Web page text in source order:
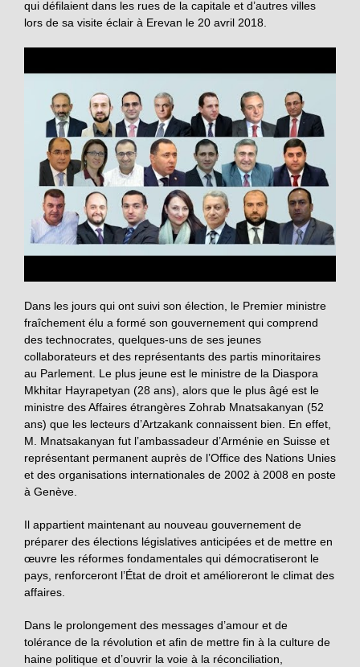
qui défilaient dans les rues de la capitale et d’autres villes
lors de sa visite éclair à Erevan le 20 avril 2018.
Dans les jours qui ont suivi son élection, le Premier ministre
fraîchement élu a formé son gouvernement qui comprend
des technocrates, quelques-uns de ses jeunes
collaborateurs et des représentants des partis minoritaires
au Parlement. Le plus jeune est le ministre de la Diaspora
Mkhitar Hayrapetyan (28 ans), alors que le plus âgé est le
ministre des Affaires étrangères Zohrab Mnatsakanyan (52
ans) que les lecteurs d’Artzakank connaissent bien. En effet,
M. Mnatsakanyan fut l’ambassadeur d’Arménie en Suisse et
représentant permanent auprès de l’Office des Nations Unies
et des organisations internationales de 2002 à 2008 en poste
à Genève.
Il appartient maintenant au nouveau gouvernement de
préparer des élections législatives anticipées et de mettre en
œuvre les réformes fondamentales qui démocratiseront le
pays, renforceront l’État de droit et amélioreront le climat des
affaires.
Dans le prolongement des messages d’amour et de
tolérance de la révolution et afin de mettre fin à la culture de
haine politique et d’ouvrir la voie à la réconciliation,